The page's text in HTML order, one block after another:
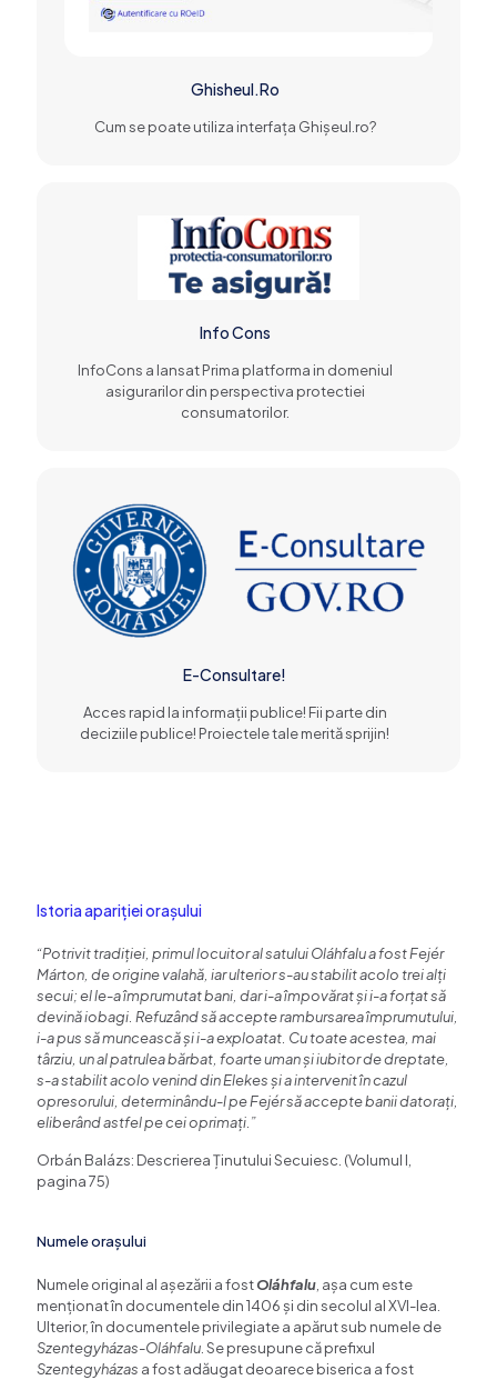
Ghisheul.Ro
Cum se poate utiliza interfața Ghişeul.ro?
Info Cons
InfoCons a lansat Prima platforma in domeniul
asigurarilor din perspectiva protectiei
consumatorilor.
E-Consultare!
Acces rapid la informații publice! Fii parte din
deciziile publice! Proiectele tale merită sprijin!
Istoria apariției orașului
“Potrivit tradiției, primul locuitor al satului Oláhfalu a fost Fejér
Márton, de origine valahă, iar ulterior s-au stabilit acolo trei alți
secui; el le-a împrumutat bani, dar i-a împovărat și i-a forțat să
devină iobagi. Refuzând să accepte rambursarea împrumutului,
i-a pus să muncească și i-a exploatat. Cu toate acestea, mai
târziu, un al patrulea bărbat, foarte uman și iubitor de dreptate,
s-a stabilit acolo venind din Elekes și a intervenit în cazul
opresorului, determinându-l pe Fejér să accepte banii datorați,
eliberând astfel pe cei oprimați.”
Orbán Balázs: Descrierea Ținutului Secuiesc. (Volumul I,
pagina 75)
Numele orașului
Numele original al așezării a fostOláhfalu, așa cum este
menționat în documentele din 1406 și din secolul al XVI-lea.
Ulterior, în documentele privilegiate a apărut sub numele de
Szentegyházas-Oláhfalu. Se presupune că prefixul
Szentegyházas a fost adăugat deoarece biserica a fost